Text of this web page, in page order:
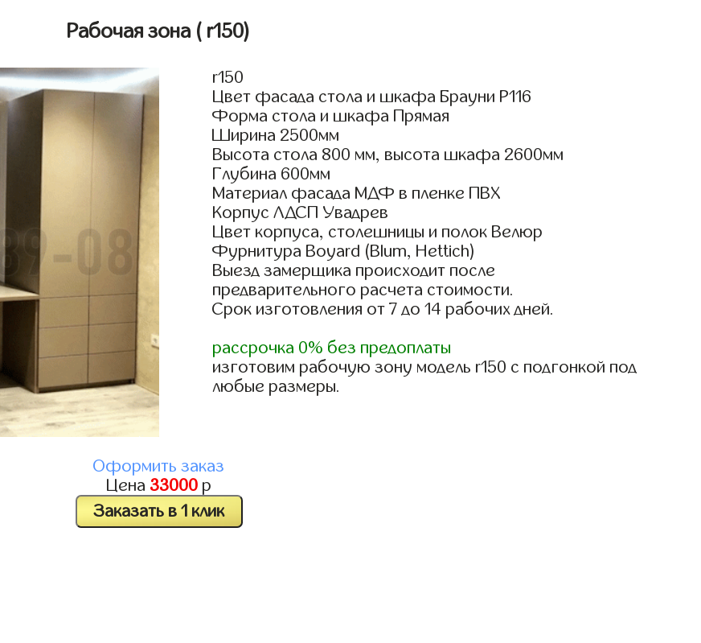
Рабочая зона ( r150)
r150
Цвет фасада стола и шкафа Брауни Р116
Форма стола и шкафа Прямая
Ширина 2500мм
Высота стола 800 мм, высота шкафа 2600мм
Глубина 600мм
Материал фасада МДФ в пленке ПВХ
Корпус ЛДСП Увадрев
Цвет корпуса, столешницы и полок Велюр
Фурнитура Boyard (Blum, Hettich)
Выезд замерщика происходит после
предварительного расчета стоимости.
Срок изготовления от 7 до 14 рабочих дней.
рассрочка 0% без предоплаты
изготовим рабочую зону модель r150 с подгонкой под
любые размеры.
Оформить заказ
Цена 33000 р
Заказать в 1 клик